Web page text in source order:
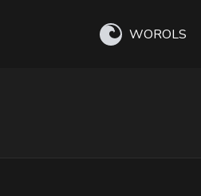
WOROLS